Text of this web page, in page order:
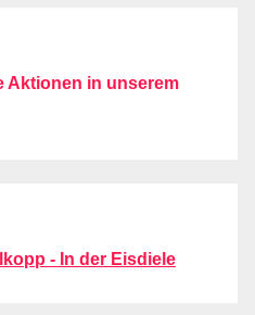
Aktionen in unserem
- In der Eisdiele